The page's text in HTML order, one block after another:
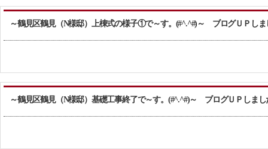
～鶴見区鶴見（N様邸）上棟式の様子①で～す。(#^.^#)～ ブログＵＰしま
～鶴見区鶴見（N様邸）基礎工事終了で～す。(#^.^#)～ ブログＵＰしまし